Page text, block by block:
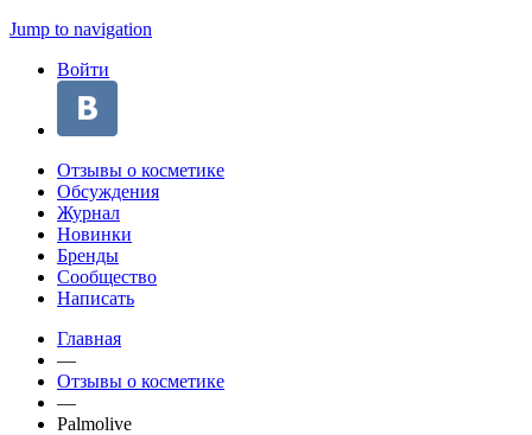
Jump to navigation
Войти
Отзывы о косметике
Обсуждения
Журнал
Новинки
Бренды
Сообщество
Написать
Главная
—
Отзывы о косметике
—
Palmolive